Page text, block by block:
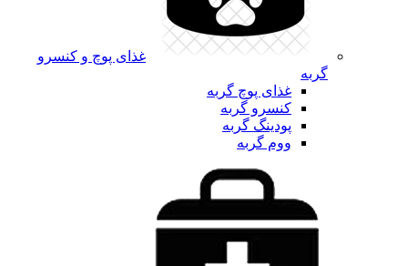
غذای پوچ و کنسرو
گربه
غذای پوچ گربه
کنسرو گربه
پودینگ گربه
ووم گربه